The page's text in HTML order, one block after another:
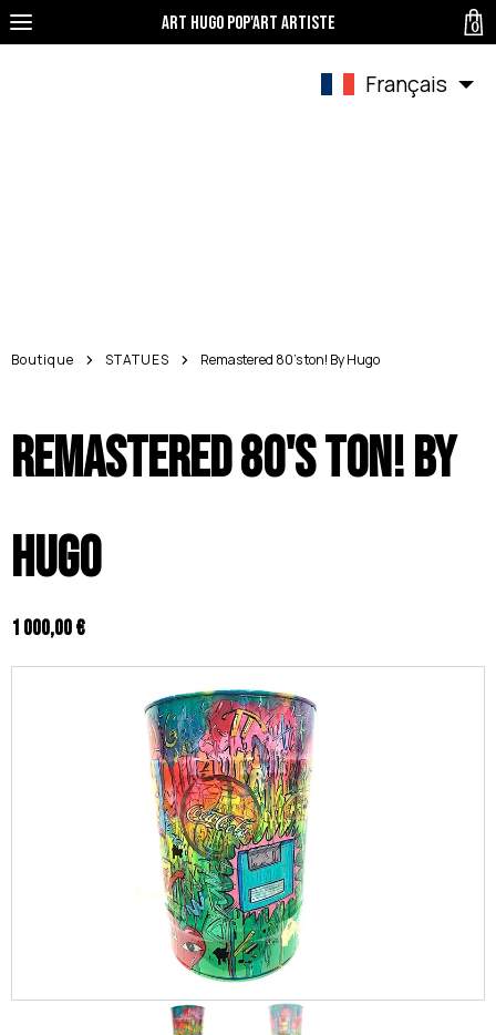
Art Hugo pop'art Artiste
Français
Boutique STATUES Remastered 80's ton! By Hugo
Remastered 80's ton! By
Hugo
1 000,00 €
0